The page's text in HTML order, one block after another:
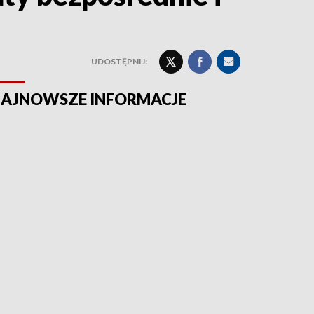
UDOSTĘPNIJ:
INFORMACJE